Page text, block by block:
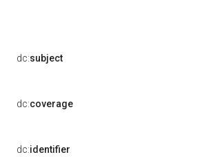
dc:subject
dc:coverage
dc:identifier